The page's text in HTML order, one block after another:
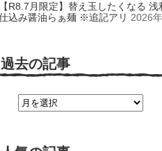
R8.7月限定】替え玉したくなる 浅
込み醤油らぁ麺 ※追記アリ 2026
過去の記事